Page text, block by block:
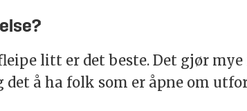
litt er det beste. Det gjør
å ha folk som er åpne om